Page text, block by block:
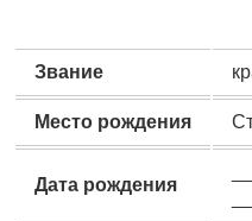
Звание
Место рождения
Дата рождения